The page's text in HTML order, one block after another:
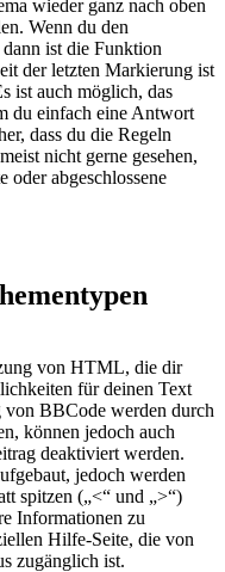
wieder ganz nach oben
Wenn du den
ist die Funktion
der letzten Markierung ist
ist auch möglich, das
du einfach eine Antwort
dass du die Regeln
nicht gerne gesehen,
abgeschlossene
von HTML, die dir
für deinen Text
BBCode werden durch
können jedoch auch
deaktiviert werden.
jedoch werden
spitzen („<“ und „>“)
Informationen zu
Hilfe-Seite, die von
zugänglich ist.